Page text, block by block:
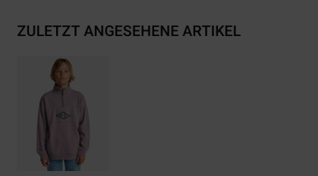
ZULETZT ANGESEHENE ARTIKEL